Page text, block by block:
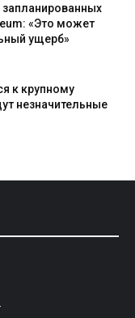
запланированных
«Это может
ущерб»
к крупному
незначительные